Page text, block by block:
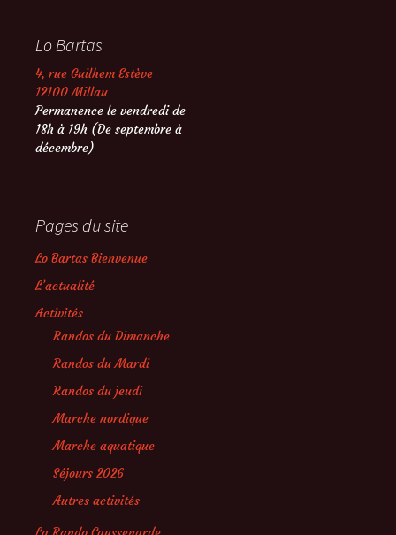
Lo Bartas
4, rue Guilhem Estève
12100 Millau
Permanence le vendredi de
18h à 19h (De septembre à
décembre)
Pages du site
Lo Bartas Bienvenue
L’actualité
Activités
Randos du Dimanche
Randos du Mardi
Randos du jeudi
Marche nordique
Marche aquatique
Séjours 2026
Autres activités